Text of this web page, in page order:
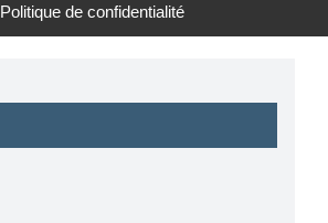
Politique de confidentialité